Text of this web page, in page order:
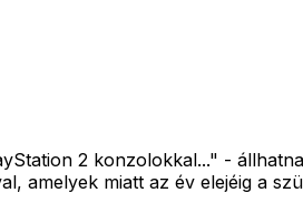
2 konzolokkal..." -
amelyek miatt az év elejéig a